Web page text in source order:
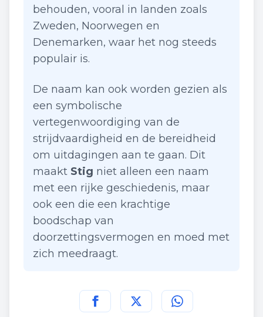
behouden, vooral in landen zoals
Zweden, Noorwegen en
Denemarken, waar het nog steeds
populair is.
De naam kan ook worden gezien als
een symbolische
vertegenwoordiging van de
strijdvaardigheid en de bereidheid
om uitdagingen aan te gaan. Dit
maakt Stig niet alleen een naam
met een rijke geschiedenis, maar
ook een die een krachtige
boodschap van
doorzettingsvermogen en moed met
zich meedraagt.
Deel deze pagina op
Deel deze pagina op
Deel deze pagina